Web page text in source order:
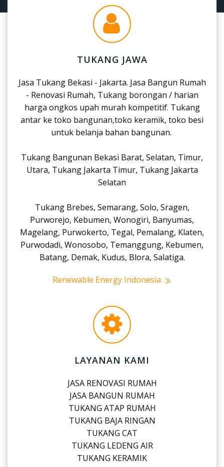
TUKANG JAWA
Jasa Tukang Bekasi - Jakarta. Jasa Bangun Rumah
- Renovasi Rumah, Tukang borongan / harian
harga ongkos upah murah kompetitif. Tukang
antar ke toko bangunan,toko keramik, toko besi
untuk belanja bahan bangunan.
Tukang Bangunan Bekasi Barat, Selatan, Timur,
Utara, Tukang Jakarta Timur, Tukang Jakarta
Selatan
Tukang Brebes, Semarang, Solo, Sragen,
Purworejo, Kebumen, Wonogiri, Banyumas,
Magelang, Purwokerto, Tegal, Pemalang, Klaten,
Purwodadi, Wonosobo, Temanggung, Kebumen,
Batang, Demak, Kudus, Blora, Salatiga.
Renewable Energy Indonesia
LAYANAN KAMI
JASA RENOVASI RUMAH
JASA BANGUN RUMAH
TUKANG ATAP RUMAH
TUKANG BAJA RINGAN
TUKANG CAT
TUKANG LEDENG AIR
TUKANG KERAMIK